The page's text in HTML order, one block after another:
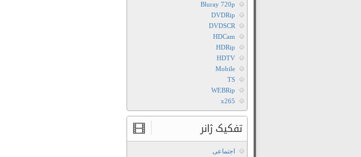
Bluray 720p
DVDRip
DVDSCR
HDCam
HDRip
HDTV
Mobile
TS
WEBRip
x265
تفکیک ژانر
اجتماعی